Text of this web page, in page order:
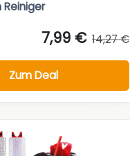
7,99 € 14,27 €
Zum Deal